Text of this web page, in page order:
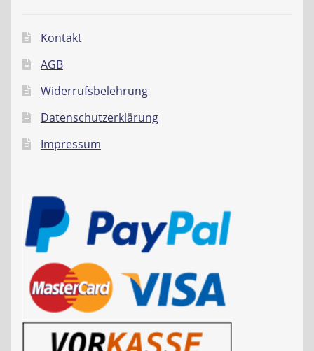
Kontakt
AGB
Widerrufsbelehrung
Datenschutzerklärung
Impressum